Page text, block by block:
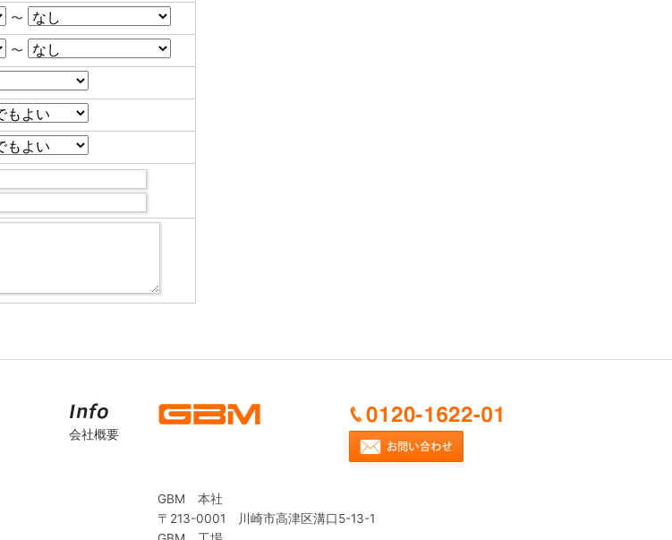
〜
〜
会社概要
GBM 本社
〒213-0001 川崎市高津区溝口5-13-1